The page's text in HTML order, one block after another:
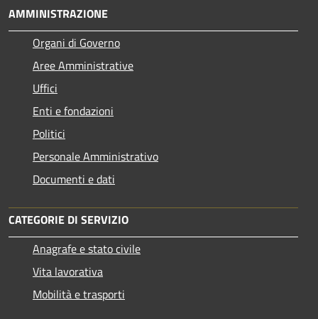
AMMINISTRAZIONE
Organi di Governo
Aree Amministrative
Uffici
Enti e fondazioni
Politici
Personale Amministrativo
Documenti e dati
CATEGORIE DI SERVIZIO
Anagrafe e stato civile
Vita lavorativa
Mobilità e trasporti